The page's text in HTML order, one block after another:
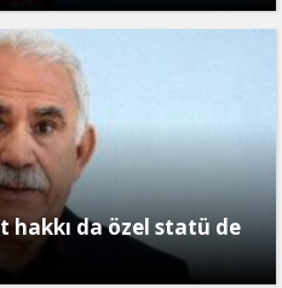
da özel statü de